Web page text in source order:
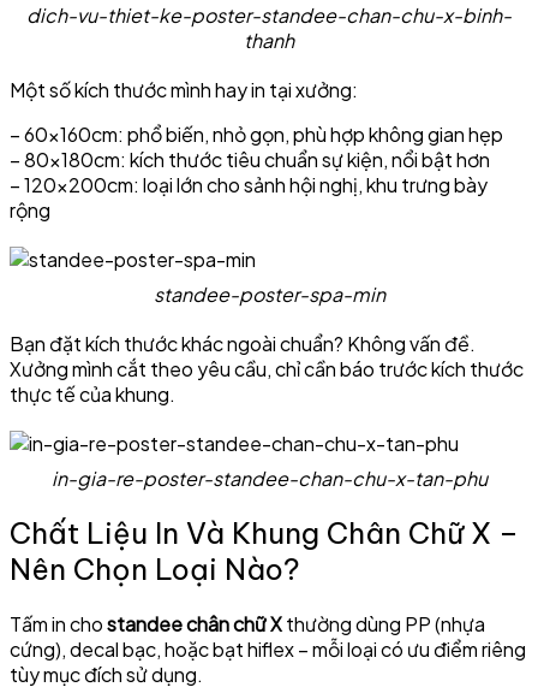
dich-vu-thiet-ke-poster-standee-chan-chu-x-binh-
thanh
Một số kích thước mình hay in tại xưởng:
– 60×160cm: phổ biến, nhỏ gọn, phù hợp không gian hẹp
– 80×180cm: kích thước tiêu chuẩn sự kiện, nổi bật hơn
– 120×200cm: loại lớn cho sảnh hội nghị, khu trưng bày
rộng
standee-poster-spa-min
Bạn đặt kích thước khác ngoài chuẩn? Không vấn đề.
Xưởng mình cắt theo yêu cầu, chỉ cần báo trước kích thước
thực tế của khung.
in-gia-re-poster-standee-chan-chu-x-tan-phu
Chất Liệu In Và Khung Chân Chữ X –
Nên Chọn Loại Nào?
Tấm in chostandee chân chữ Xthường dùng PP (nhựa
cứng), decal bạc, hoặc bạt hiflex – mỗi loại có ưu điểm riêng
tùy mục đích sử dụng.